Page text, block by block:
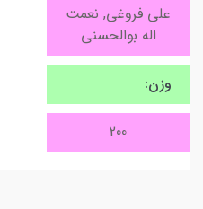
علی فروغی, نعمت
اله بوالحسنی
وزن:
200